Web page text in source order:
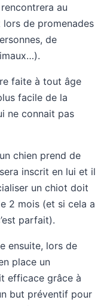
au
de promenades
de
faite à tout âge
facile de la
ne connait pas
chien prend de
inscrit en lui et il
un chiot doit
2 mois (et si cela a
parfait).
ensuite, lors de
place un
efficace grâce à
but préventif pour